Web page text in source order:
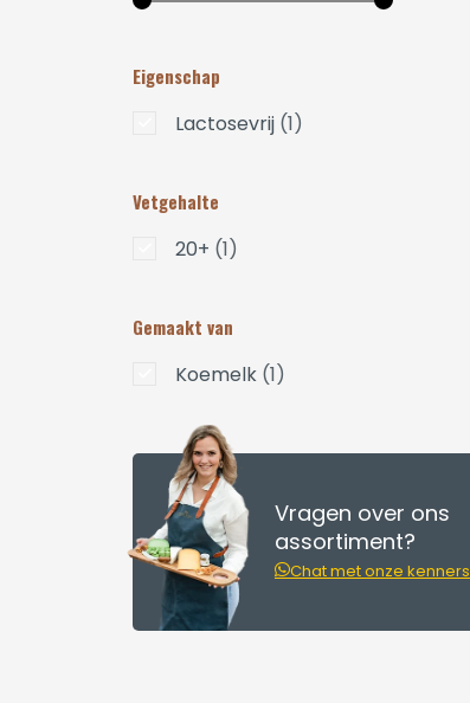
Eigenschap
Lactosevrij (1)
Vetgehalte
20+ (1)
Gemaakt van
Koemelk (1)
Vragen over ons
assortiment?
Chat met onze kenners